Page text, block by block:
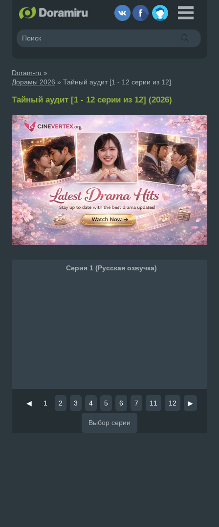
Doram-ru »
Дорамы 2026 » Тайный аудит [1 - 12 серии из 12]
Тайный аудит [1 - 12 серии из 12] (2026)
Серия 1 (Русская озвучка)
◀ 1 2 3 4 5 6 7 11 12 ▶